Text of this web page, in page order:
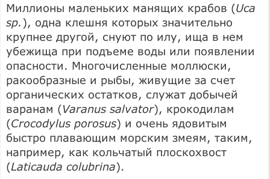
Миллионы маленьких манящих крабов (Uca
sp.), одна клешня которых значительно
крупнее другой, снуют по илу, ища в нем
убежища при подъеме воды или появлении
опасности. Многочисленные моллюски,
ракообразные и рыбы, живущие за счет
органических остатков, служат добычей
варанам (Varanus salvator), крокодилам
(Crocodylus porosus) и очень ядовитым
быстро плавающим морским змеям, таким,
например, как кольчатый плоскохвост
(Laticauda colubrina).